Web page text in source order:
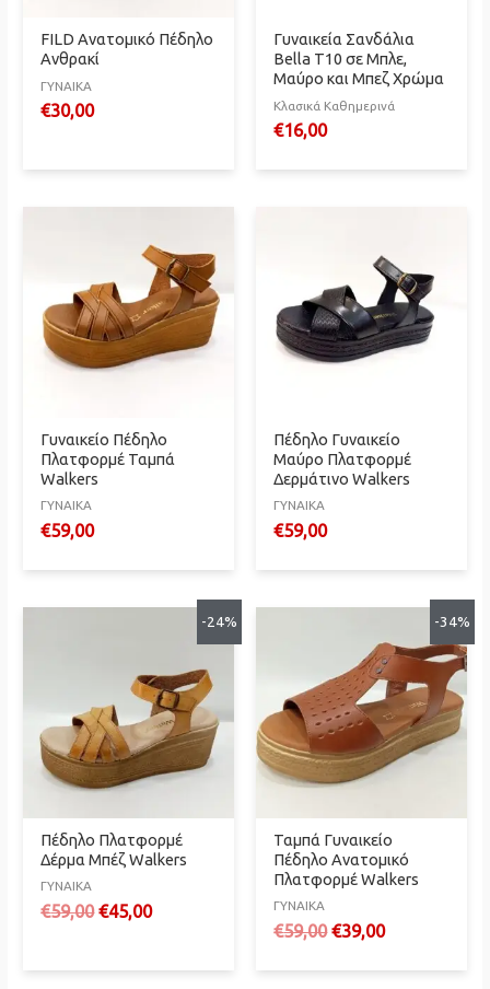
FILD Ανατομικό Πέδηλο
Ανθρακί
ΓΥΝΑΙΚΑ
€30,00
Γυναικεία Σανδάλια
Bella T10 σε Μπλε,
Μαύρο και Μπεζ Χρώμα
Κλασικά Καθημερινά
€16,00
Γυναικείο Πέδηλο
Πλατφορμέ Ταμπά
Walkers
ΓΥΝΑΙΚΑ
€59,00
Πέδηλο Γυναικείο
Mαύρο Πλατφορμέ
Δερμάτινο Walkers
ΓΥΝΑΙΚΑ
€59,00
-24%
Πέδηλο Πλατφορμέ
Δέρμα Μπέζ Walkers
ΓΥΝΑΙΚΑ
€59,00Original
€45,00Η
-34%
Ταμπά Γυναικείο
Πέδηλο Ανατομικό
Πλατφορμέ Walkers
ΓΥΝΑΙΚΑ
€59,00Original
was:
€39,00Η
τιμή